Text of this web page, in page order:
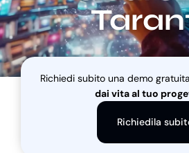
Blog
Richiedi subito una demo
dai vita al tuo
Richiedila